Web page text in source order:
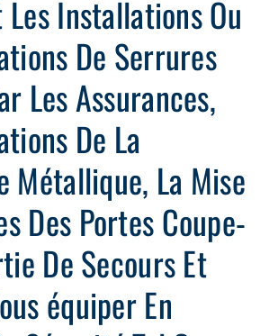
Installations Ou
De Serrures
Les Assurances,
De La
Métallique, La Mise
Des Portes Coupe-
De Secours Et
équiper En